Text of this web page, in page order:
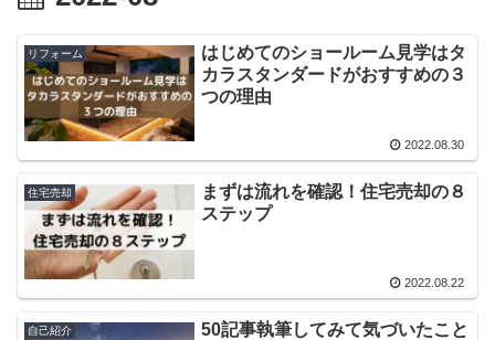
リフォーム
はじめてのショールーム見学はタ
カラスタンダードがおすすめの３
つの理由
2022.08.30
住宅売却
まずは流れを確認！住宅売却の８
ステップ
2022.08.22
自己紹介 50記事執筆してみて気づいたこと